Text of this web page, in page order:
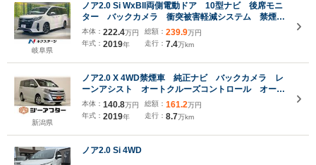
岐阜県
ノア2.0 Si WxBII両側電動ドア 10型ナビ 後席モニ
ター バックカメラ 衝突被害軽減システム 禁煙
車 ドラレコ コーナーセンサー スマートキー
LEDヘッド ビルトインETC クルコン 純正16イン
本体： 222.4万円
年式： 2019年
総額： 239.9万円
走行： 7.4万km
新潟県
ノア2.0 X 4WD禁煙車 純正ナビ バックカメラ レ
ーンアシスト オートクルーズコントロール オート
LEDヘッドライト 片側電動スライドドア ダブルエ
アコン アイドリングストップ 衝突被害軽減ブレー
本体： 140.8万円
年式： 2019年
総額： 161.2万円
走行： 8.7万km
ノア2.0 Si 4WD